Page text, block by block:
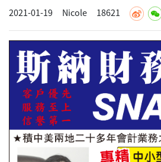
2021-01-19 Nicole 18621